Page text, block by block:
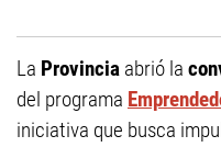
La Provincia abrió la
del programa
iniciativa que busca